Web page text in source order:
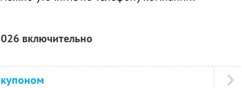
включительно
купоном